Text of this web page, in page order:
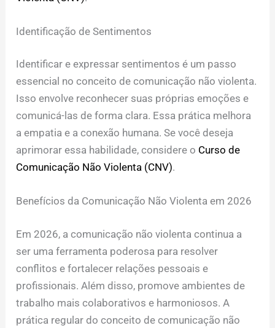
Identificação de Sentimentos
Identificar e expressar sentimentos é um passo
essencial no conceito de comunicação não violenta.
Isso envolve reconhecer suas próprias emoções e
comunicá-las de forma clara. Essa prática melhora
a empatia e a conexão humana. Se você deseja
aprimorar essa habilidade, considere o Curso de
Comunicação Não Violenta (CNV).
Benefícios da Comunicação Não Violenta em 2026
Em 2026, a comunicação não violenta continua a
ser uma ferramenta poderosa para resolver
conflitos e fortalecer relações pessoais e
profissionais. Além disso, promove ambientes de
trabalho mais colaborativos e harmoniosos. A
prática regular do conceito de comunicação não